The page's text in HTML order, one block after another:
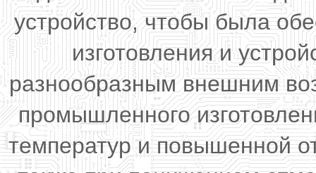
устройство, чтобы была
изготовления и
разнообразным внешним
промышленного
температур и повышенной